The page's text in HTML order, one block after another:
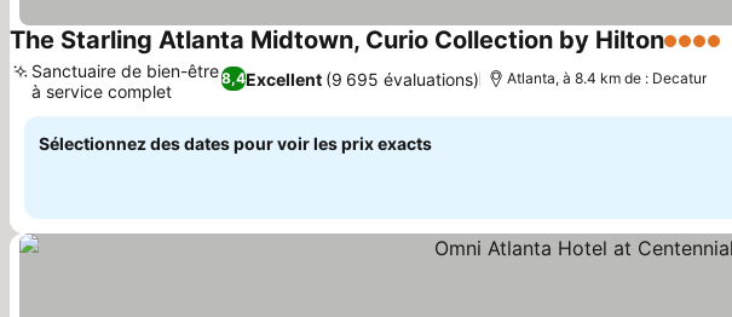
The Starling Atlanta Midtown, Curio Collection by Hilton4 Étoiles
8,4Excellent (9 695 évaluations)
Sanctuaire de bien-être
à service complet
Atlanta, à 8.4 km de : Decatur
Sélectionnez des dates pour voir les prix exacts